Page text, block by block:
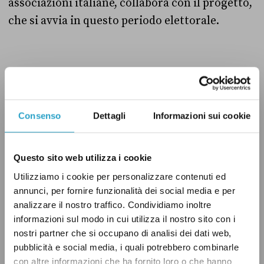
Consenso Dettagli Informazioni sui cookie
Questo sito web utilizza i cookie
Utilizziamo i cookie per personalizzare contenuti ed
annunci, per fornire funzionalità dei social media e per
analizzare il nostro traffico. Condividiamo inoltre
informazioni sul modo in cui utilizza il nostro sito con i
nostri partner che si occupano di analisi dei dati web,
pubblicità e social media, i quali potrebbero combinarle
con altre informazioni che ha fornito loro o che hanno
che si avvia in questo periodo elettorale.
–il sito ;
–l’estensione per Google Chrome;